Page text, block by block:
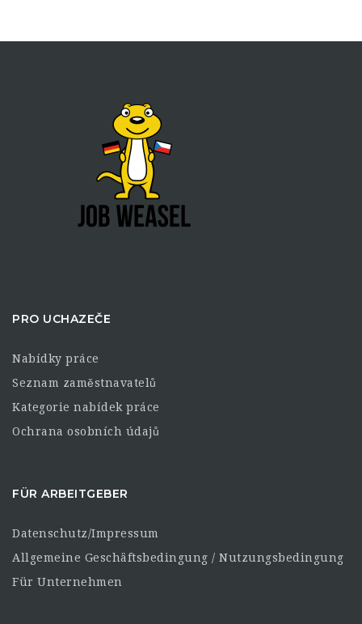
PRO UCHAZEČE
Nabídky práce
Seznam zaměstnavatelů
Kategorie nabídek práce
Ochrana osobních údajů
FÜR ARBEITGEBER
Datenschutz/Impressum
Allgemeine Geschäftsbedingung / Nutzungsbedingung
Für Unternehmen